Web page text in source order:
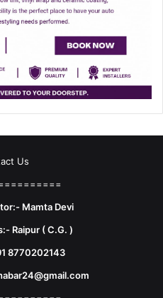
Us
Mamta Devi
Raipur ( C.G. )
8770202143